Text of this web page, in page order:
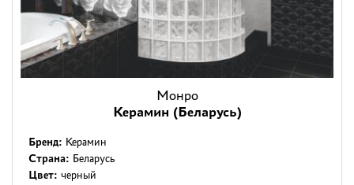
Монро
Керамин (Беларусь)
Бренд: Керамин
Страна: Беларусь
Цвет: черный